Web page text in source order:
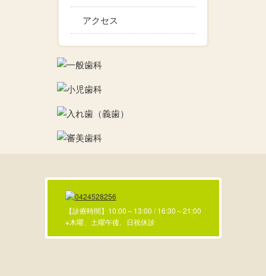
アクセス
【診療時間】10:00～13:00 / 16:30～21:00
※木曜、土曜午後、日祝休診